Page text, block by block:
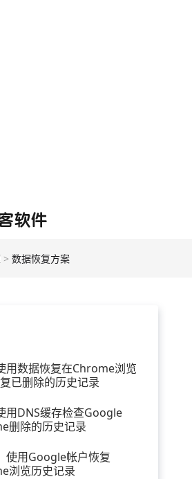
> 数据恢复方案
用数据恢复在Chrome浏览
已删除的历史记录
用DNS缓存检查Google
删除的历史记录
使用Google帐户恢复
浏览历史记录